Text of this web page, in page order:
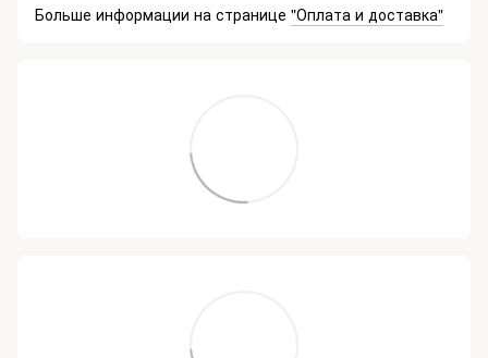
Больше информации на странице "Оплата и доставка"